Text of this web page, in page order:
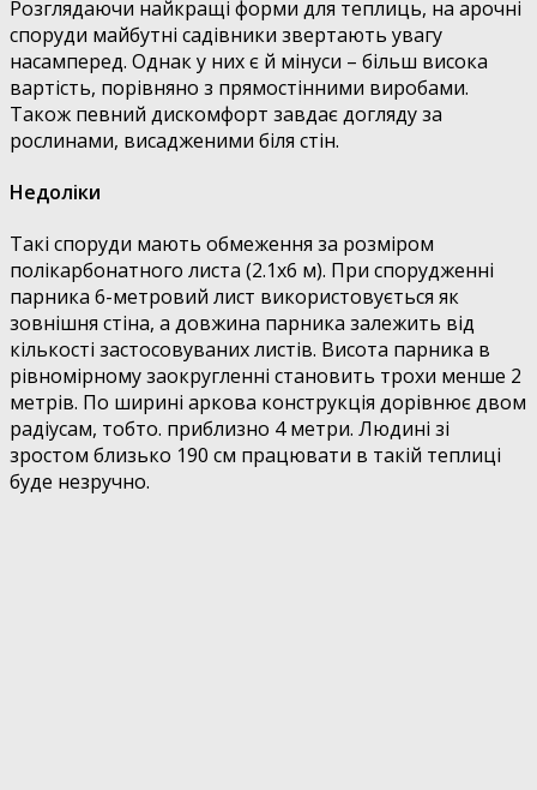
Розглядаючи найкращі форми для теплиць, на арочні
споруди майбутні садівники звертають увагу
насамперед. Однак у них є й мінуси – більш висока
вартість, порівняно з прямостінними виробами.
Також певний дискомфорт завдає догляду за
рослинами, висадженими біля стін.
Недоліки
Такі споруди мають обмеження за розміром
полікарбонатного листа (2.1х6 м). При спорудженні
парника 6-метровий лист використовується як
зовнішня стіна, а довжина парника залежить від
кількості застосовуваних листів. Висота парника в
рівномірному заокругленні становить трохи менше 2
метрів. По ширині аркова конструкція дорівнює двом
радіусам, тобто. приблизно 4 метри. Людині зі
зростом близько 190 см працювати в такій теплиці
буде незручно.